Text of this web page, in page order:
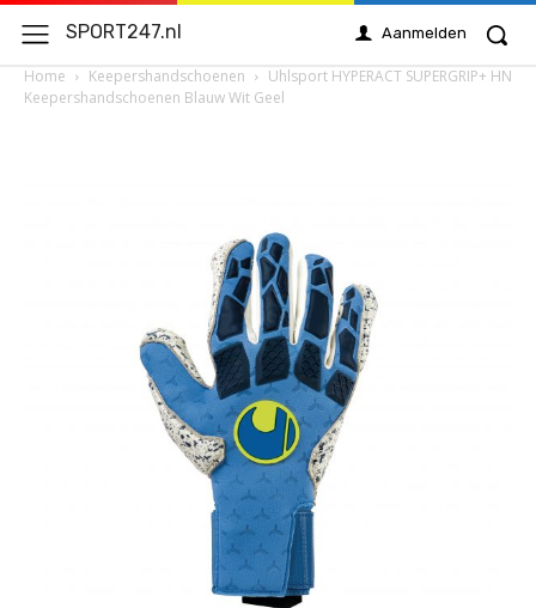
SPORT247.nl Aanmelden
Home Keepershandschoenen
Uhlsport HYPERACT SUPERGRIP+ HN
Keepershandschoenen Blauw Wit Geel